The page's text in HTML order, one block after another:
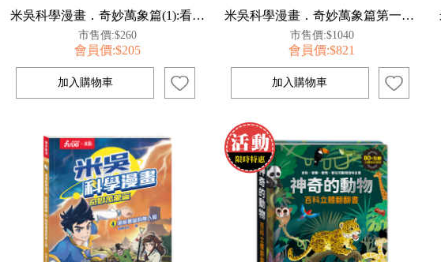
米吳科學漫畫．奇妙萬象篇(1):看不見的科學小象
市售價:$260
會員價:$205
米吳科學漫畫．奇妙萬象篇第一輯(1-4冊)
市售價:$1040
會員價:$821